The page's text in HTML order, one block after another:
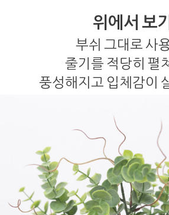
위에서 보기
부쉬 그대로 사
줄기를 적당히 펼
풍성해지고 입체감이